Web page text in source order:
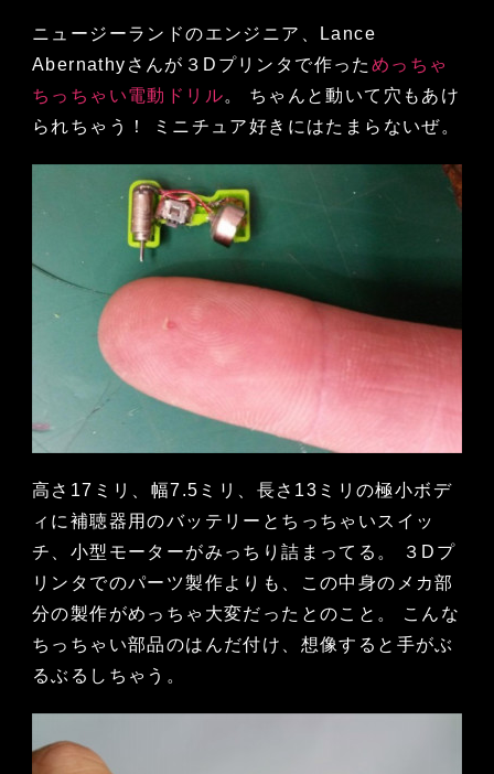
ニュージーランドのエンジニア、Lance
Abernathyさんが３Dプリンタで作った めっちゃ
ちっちゃい電動ドリル。 ちゃんと動いて穴もあけ
られちゃう！ ミニチュア好きにはたまらないぜ。
高さ17ミリ、幅7.5ミリ、長さ13ミリの極小ボデ
ィに補聴器用のバッテリーとちっちゃいスイッ
チ、小型モーターがみっちり詰まってる。 ３Dプ
リンタでのパーツ製作よりも、この中身のメカ部
分の製作がめっちゃ大変だったとのこと。 こんな
ちっちゃい部品のはんだ付け、想像すると手がぶ
るぶるしちゃう。